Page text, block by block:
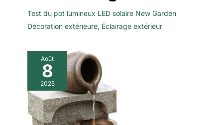
Test du pot lumineux LED solaire New Garden
Décoration extérieure, Éclairage extérieur
Août
8
2025